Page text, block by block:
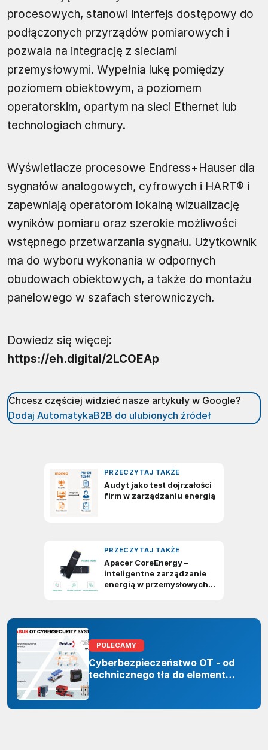
procesowych, stanowi interfejs dostępowy do
podłączonych przyrządów pomiarowych i
pozwala na integrację z sieciami
przemysłowymi. Wypełnia lukę pomiędzy
poziomem obiektowym, a poziomem
operatorskim, opartym na sieci Ethernet lub
technologiach chmury.
Wyświetlacze procesowe Endress+Hauser dla
sygnałów analogowych, cyfrowych i HART® i
zapewniają operatorom lokalną wizualizację
wyników pomiaru oraz szerokie możliwości
wstępnego przetwarzania sygnału. Użytkownik
ma do wyboru wykonania w odpornych
obudowach obiektowych, a także do montażu
panelowego w szafach sterowniczych.
Dowiedz się więcej:
https://eh.digital/2LCOEAp
Chcesz częściej widzieć nasze artykuły w Google?
Dodaj AutomatykaB2B do ulubionych źródeł
POLECAMY
Cyberbezpieczeństwo OT - od
technicznego tła do elementu